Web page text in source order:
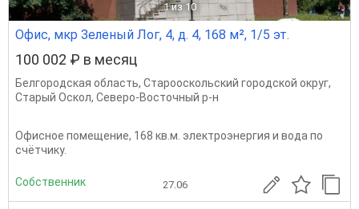
1 из 10
Офис, мкр Зеленый Лог, 4, д. 4, 168 м², 1/5 эт.
100 002 ₽ в месяц
Белгородская область, Старооскольский городской округ,
Старый Оскол, Северо-Восточный р-н
Офисное помещение, 168 кв.м. электроэнергия и вода по
счётчику.
Собственник 27.06